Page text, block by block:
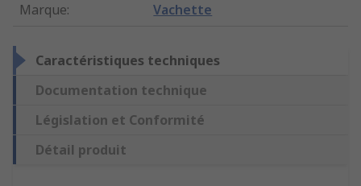
Marque: Vachette
Caractéristiques techniques
Documentation technique
Législation et Conformité
Détail produit